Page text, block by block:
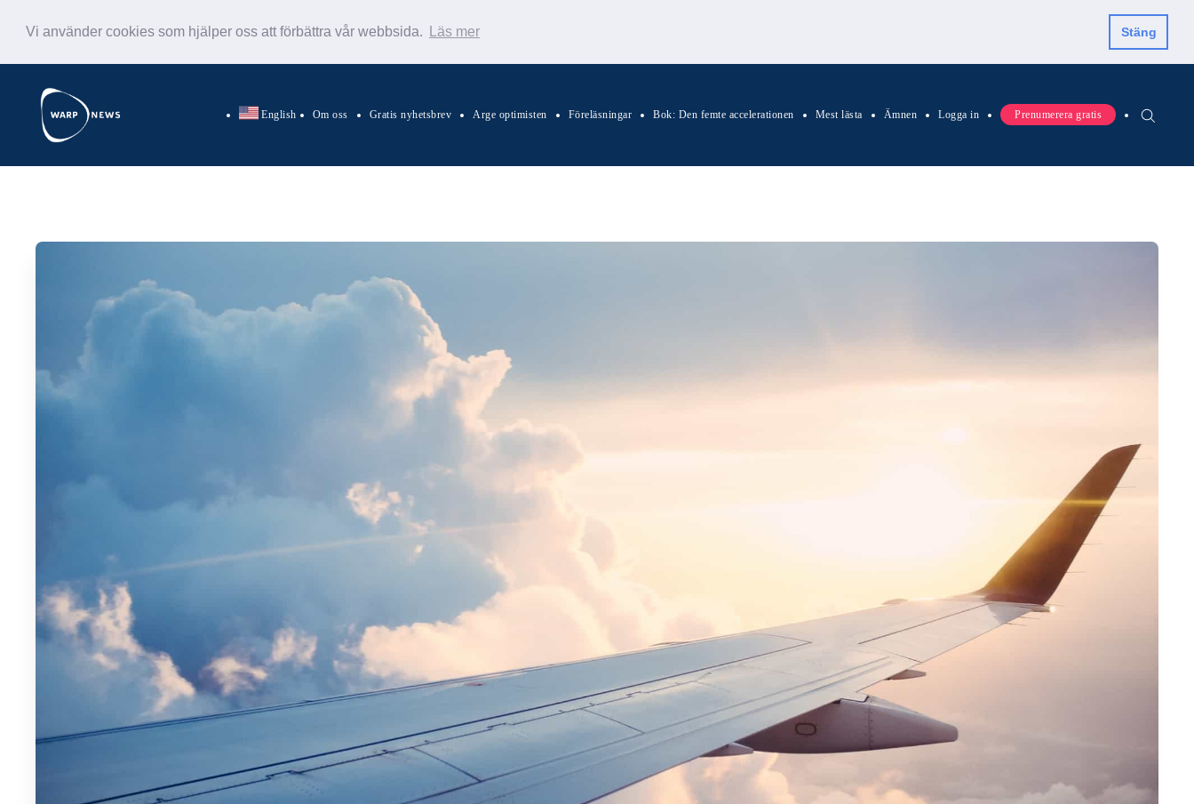
Vi använder cookies som hjälper oss att förbättra vår webbsida. Läs mer Stäng
English Om oss Gratis nyhetsbrev Arge optimisten Föreläsningar Bok: Den femte accelerationen Mest lästa Ämnen Logga in Prenumerera gratis